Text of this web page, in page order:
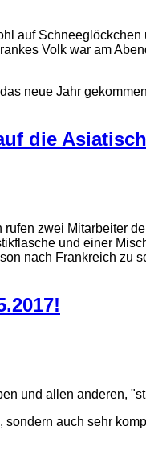
auf
Volk war am
neue Jahr
die
zwei Mitarbeiter
und einer
nach Frankreich zu
und allen anderen,
sondern auch sehr